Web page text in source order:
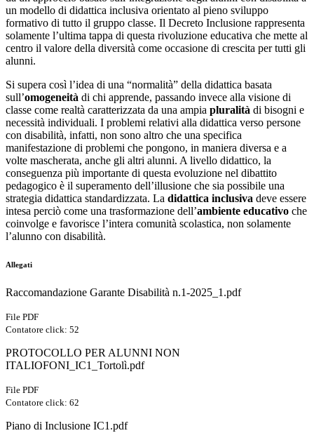
un modello di didattica inclusiva orientato al pieno sviluppo
formativo di tutto il gruppo classe. Il Decreto Inclusione rappresenta
solamente l’ultima tappa di questa rivoluzione educativa che mette al
centro il valore della diversità come occasione di crescita per tutti gli
alunni.
Si supera così l’idea di una “normalità” della didattica basata
sull’omogeneità di chi apprende, passando invece alla visione di
classe come realtà caratterizzata da una ampia pluralità di bisogni e
necessità individuali. I problemi relativi alla didattica verso persone
con disabilità, infatti, non sono altro che una specifica
manifestazione di problemi che pongono, in maniera diversa e a
volte mascherata, anche gli altri alunni. A livello didattico, la
conseguenza più importante di questa evoluzione nel dibattito
pedagogico è il superamento dell’illusione che sia possibile una
strategia didattica standardizzata. La didattica inclusiva deve essere
intesa perciò come una trasformazione dell’ambiente educativo che
coinvolge e favorisce l’intera comunità scolastica, non solamente
l’alunno con disabilità.
Allegati
Raccomandazione Garante Disabilità n.1-2025_1.pdf
File PDF
Contatore click: 52
PROTOCOLLO PER ALUNNI NON
ITALIOFONI_IC1_Tortolì.pdf
File PDF
Contatore click: 62
Piano di Inclusione IC1.pdf